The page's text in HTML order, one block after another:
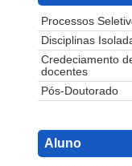
Processos
Disciplinas
Credeciamento
docentes
Pós-Doutorado
Aluno